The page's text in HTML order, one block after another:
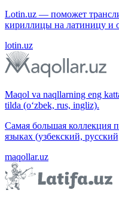
Lotin.uz — поможет
кириллицы на латиницу и
lotin.uz
Maqol va naqllarning eng
tilda (o‘zbek, rus, ingliz).
Самая большая коллекция
языках (узбекский,
maqollar.uz